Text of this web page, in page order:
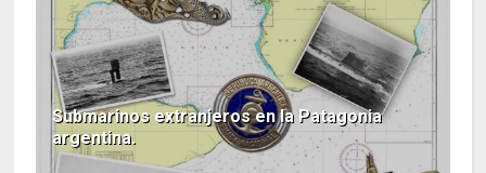
Submarinos extranjeros en la Patagonia
argentina.